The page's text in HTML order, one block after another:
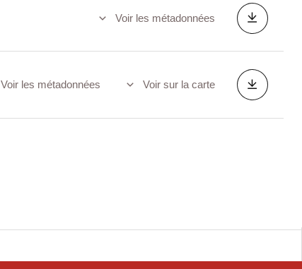
Voir les métadonnées
Voir les métadonnées Voir sur la carte